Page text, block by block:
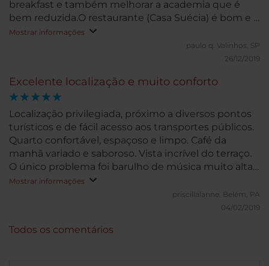
breakfast e também melhorar a academia que é
bem reduzida.O restaurante (Casa Suécia) é bom e é
uma boa opção quando comparado a opções fora
Mostrar informações
paulo q. Valinhos, SP
26/12/2019
Excelente localização e muito conforto
Localização privilegiada, próximo a diversos pontos
turísticos e de fácil acesso aos transportes públicos.
Quarto confortável, espaçoso e limpo. Café da
manhã variado e saboroso. Vista incrível do terraço.
O único problema foi barulho de música muito alta
de noite/madrugada.
Mostrar informações
priscillalanne. Belém, PA
04/02/2019
Todos os comentários